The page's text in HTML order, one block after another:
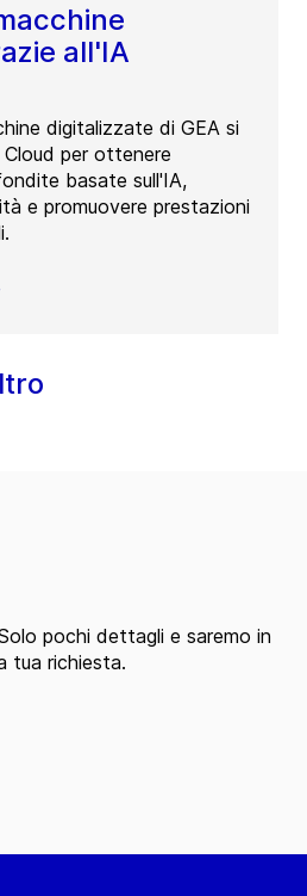
all'IA
digitalizzate di GEA si
per ottenere
basate sull'IA,
e promuovere prestazioni
pochi dettagli e saremo in
tua richiesta.